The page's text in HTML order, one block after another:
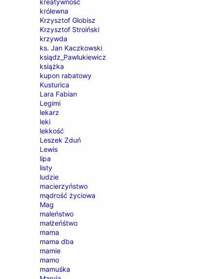
królewna
Krzysztof Globisz
Krzysztof Stroiński
krzywda
ks. Jan Kaczkowski
ksiądz_Pawlukiewicz
książka
kupon rabatowy
Kusturica
Lara Fabian
Legimi
lekarz
leki
lekkość
Leszek Zduń
Lewis
lipa
listy
ludzie
macierzyństwo
mądrość życiowa
Mag
maleństwo
małżeńśtwo
mama
mama dba
mamie
mamo
mamuśka